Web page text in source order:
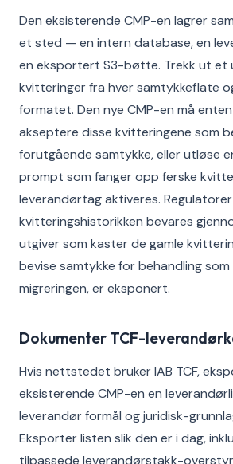
Den eksisterende CMP-en lagrer
et sted — en intern database, en
en eksportert S3-bøtte. Trekk ut et
kvitteringer fra hver samtykkeflate
formatet. Den nye CMP-en må
akseptere disse kvitteringene som
forutgående samtykke, eller utløse
prompt som fanger opp ferske
leverandørtag aktiveres.
kvitteringshistorikken bevares
utgiver som kaster de gamle
bevise samtykke for behandling
migreringen, er eksponert.
Dokumenter TCF-
Hvis nettstedet bruker IAB TCF,
eksisterende CMP-en en
leverandør formål og juridisk-
Eksporter listen slik den er i dag,
tilpassede leverandørstakk-